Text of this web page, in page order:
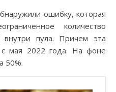
ошибку, которая
количество
внутри пула. Причем эта
с мая 2022 года. На фоне
50%.